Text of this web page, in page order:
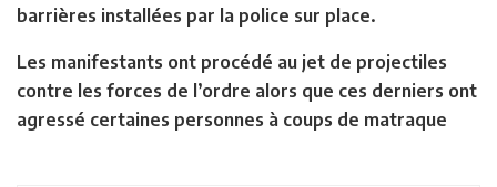
barrières installées par la police sur place.
Les manifestants ont procédé au jet de projectiles
contre les forces de l’ordre alors que ces derniers ont
agressé certaines personnes à coups de matraque